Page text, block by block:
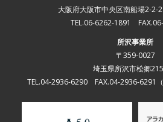
大阪府大阪市中央区南船場2-2-
TEL.06-6262-1891
所沢事業所
〒359-0027
埼玉県所沢市松郷
TEL.04-2936-6290 FAX.04-2936-6291